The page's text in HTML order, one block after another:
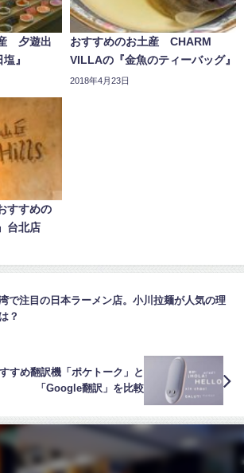
夕遊出
』
おすすめのお土産 CHARM
VILLAの『金魚のティーバッグ』
2018年4月23日
すすめの
台北店
で注目の日本ラーメン店。小川拉麺が人気の理
？
すめ翻訳機「ポケトーク」と
「Google翻訳」を比較